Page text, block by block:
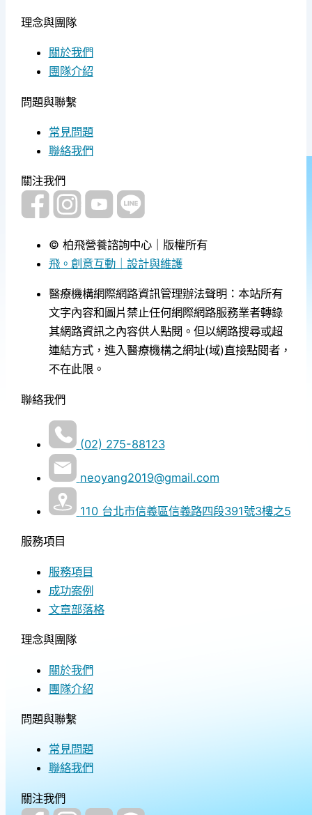
理念與團隊
關於我們
團隊介紹
問題與聯繫
常見問題
聯絡我們
關注我們
© 柏飛營養諮詢中心｜版權所有
飛。創意互動｜設計與維護
醫療機構網際網路資訊管理辦法聲明：本站所有
文字內容和圖片禁止任何網際網路服務業者轉錄
其網路資訊之內容供人點閱。但以網路搜尋或超
連結方式，進入醫療機構之網址(域)直接點閱者，
不在此限。
聯絡我們
(02) 275-88123
neoyang2019@gmail.com
110 台北市信義區信義路四段391號3樓之5
服務項目
服務項目
成功案例
文章部落格
理念與團隊
關於我們
團隊介紹
問題與聯繫
常見問題
聯絡我們
關注我們